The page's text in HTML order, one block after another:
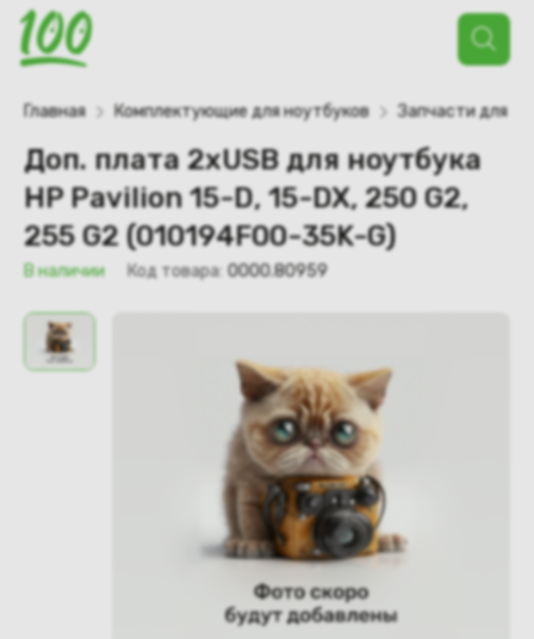
Поиск
товаров
Главная Комплектующие для ноутбуков Запчасти для
Доп. плата 2xUSB для ноутбука
HP Pavilion 15-D, 15-DX, 250 G2,
255 G2 (010194F00-35K-G)
В наличии Код товара: 0000.80959